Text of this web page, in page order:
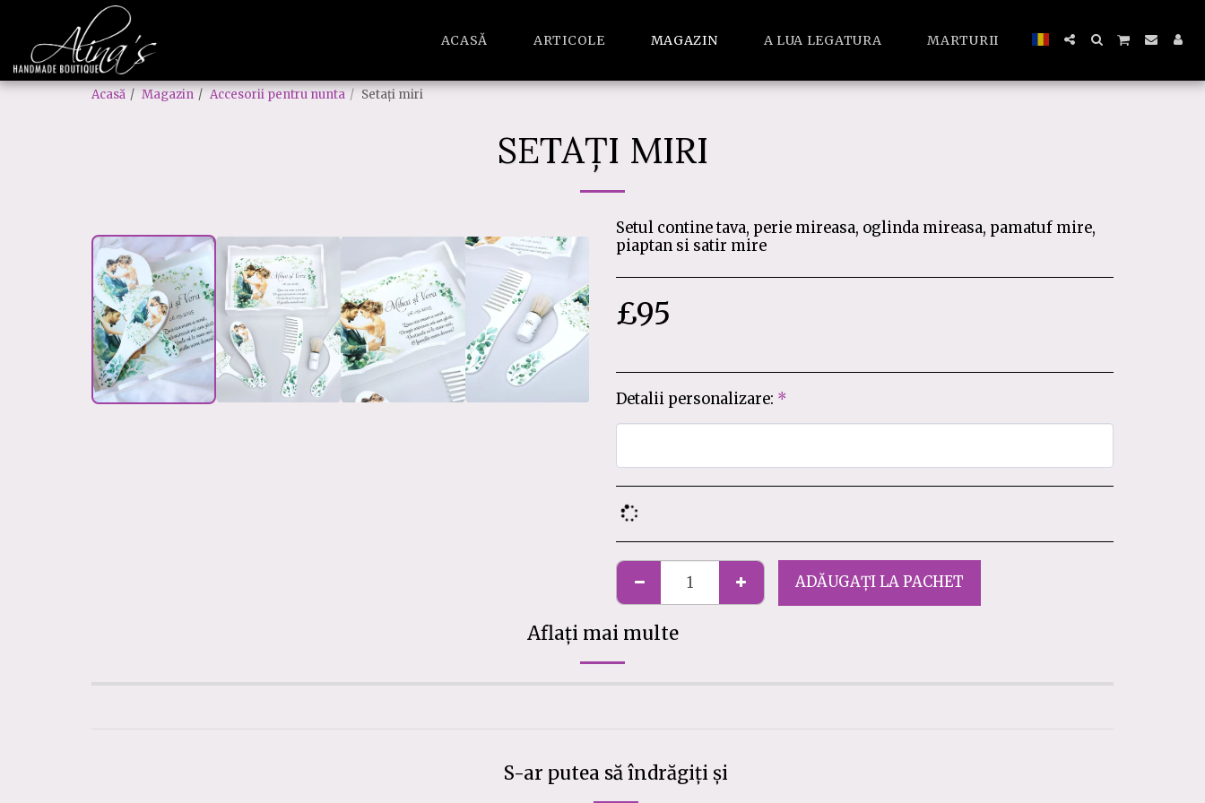
ACASĂ ARTICOLE MAGAZIN A LUA LEGATURA MARTURII
Acasă Magazin Accesorii pentru nunta Setați miri
SETAȚI MIRI
Setul contine tava, perie mireasa, oglinda mireasa, pamatuf mire,
piaptan si satir mire
£95
Detalii personalizare: *
ADĂUGAȚI LA PACHET
Aflați mai multe
S-ar putea să îndrăgiți și